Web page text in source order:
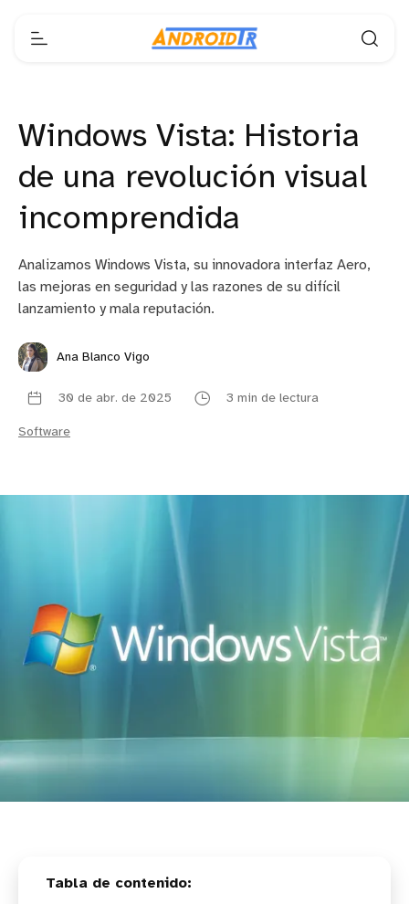
Windows Vista: Historia
de una revolución visual
incomprendida
Analizamos Windows Vista, su innovadora interfaz Aero,
las mejoras en seguridad y las razones de su difícil
lanzamiento y mala reputación.
Ana Blanco Vigo
30 de abr. de 2025 3 min de lectura
Software